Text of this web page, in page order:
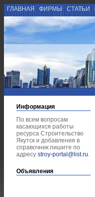
ГЛАВНАЯ ФИРМЫ СТАТЬИ
Информация
По всем вопросам
касающихся работы
ресурса Строительство
Якутск и добавления в
справочник пишите по
адресу stroy-portal@list.ru.
Объявления